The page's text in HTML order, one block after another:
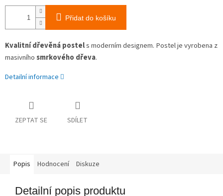
Přidat do košíku
Kvalitní dřevěná postels moderním designem. Postel je vyrobena z
masivníhosmrkového dřeva.
Detailní informace
ZEPTAT SE SDÍLET
Popis Hodnocení Diskuze
Detailní popis produktu